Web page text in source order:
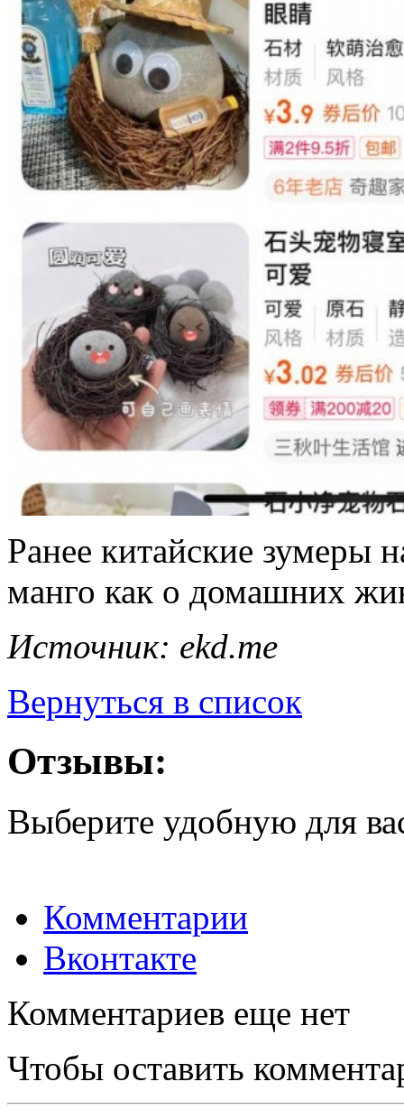
Ранее китайские зумеры
манго как о домашних
Источник: ekd.me
Вернуться в список
Отзывы:
Выберите удобную для
Комментарии
Вконтакте
Комментариев еще нет
Чтобы оставить